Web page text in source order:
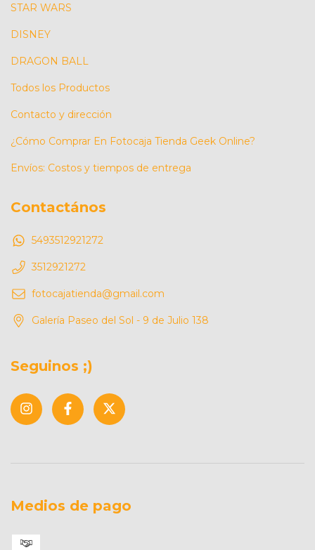
STAR WARS
DISNEY
DRAGON BALL
Todos los Productos
Contacto y dirección
¿Cómo Comprar En Fotocaja Tienda Geek Online?
Envíos: Costos y tiempos de entrega
Contactános
5493512921272
3512921272
fotocajatienda@gmail.com
Galería Paseo del Sol - 9 de Julio 138
Seguinos ;)
Medios de pago